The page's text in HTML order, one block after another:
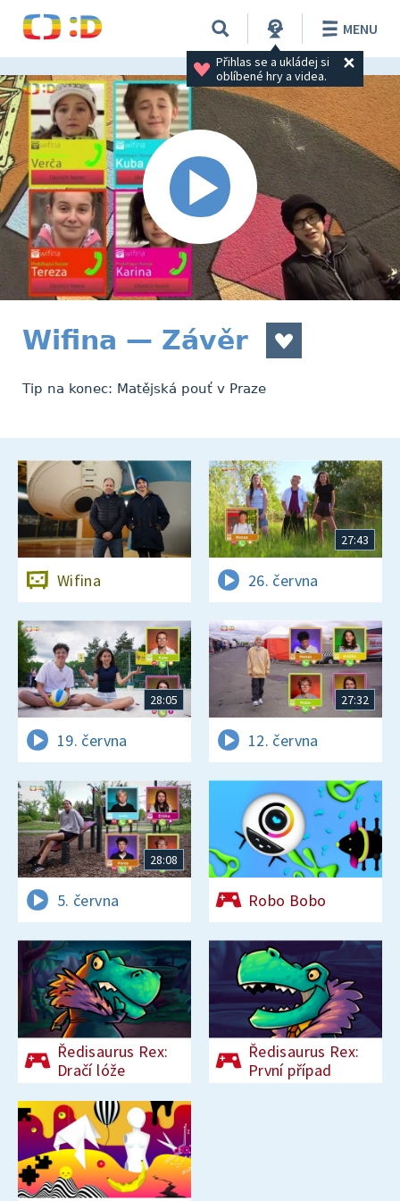
Přihlas se a ukládej si
oblíbené hry a videa.
MENU
Wifina — Závěr
Tip na konec: Matějská pouť v Praze
Wifina
27:43
26. června
28:05
19. června
27:32
12. června
28:08
5. června Robo Bobo
Ředisaurus Rex:
Dračí lóže
Ředisaurus Rex:
První případ